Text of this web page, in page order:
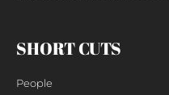
SHORT CUTS
People